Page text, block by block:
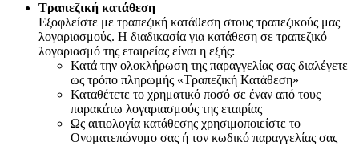
Τραπεζική κατάθεση
Εξοφλείστε με τραπεζική κατάθεση στους τραπεζικούς μας
λογαριασμούς. Η διαδικασία για κατάθεση σε τραπεζικό
λογαριασμό της εταιρείας είναι η εξής:
Κατά την ολοκλήρωση της παραγγελίας σας διαλέγετε
ως τρόπο πληρωμής «Τραπεζική Κατάθεση»
Καταθέτετε το χρηματικό ποσό σε έναν από τους
παρακάτω λογαριασμούς της εταιρίας
Ως αιτιολογία κατάθεσης χρησιμοποιείστε το
Ονοματεπώνυμο σας ή τον κωδικό παραγγελίας σας